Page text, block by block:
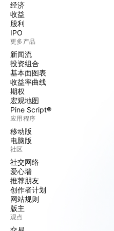
经济
收益
股利
IPO
更多产品
新闻流
投资组合
基本面图表
收益率曲线
期权
宏观地图
Pine Script®
应用程序
移动版
电脑版
社区
社交网络
爱心墙
推荐朋友
创作者计划
网站规则
版主
观点